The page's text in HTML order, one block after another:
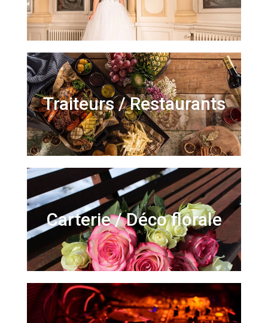
Traiteurs / Restaurants
Carterie / Déco florale